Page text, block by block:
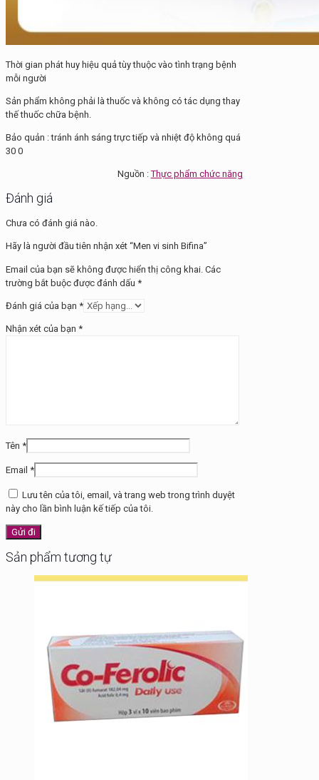
Thời gian phát huy hiệu quả tùy thuộc vào tình trạng bệnh
mỗi người
Sản phẩm không phải là thuốc và không có tác dụng thay
thế thuốc chữa bệnh.
Bảo quản : tránh ánh sáng trực tiếp và nhiệt độ không quá
30 0
Nguồn :Thực phẩm chức năng
Đánh giá
Chưa có đánh giá nào.
Hãy là người đầu tiên nhận xét “Men vi sinh Bifina”
Email của bạn sẽ không được hiển thị công khai. Các
trường bắt buộc được đánh dấu *
Đánh giá của bạn *
Nhận xét của bạn *
Tên *
Email *
Lưu tên của tôi, email, và trang web trong trình duyệt
này cho lần bình luận kế tiếp của tôi.
Sản phẩm tương tự